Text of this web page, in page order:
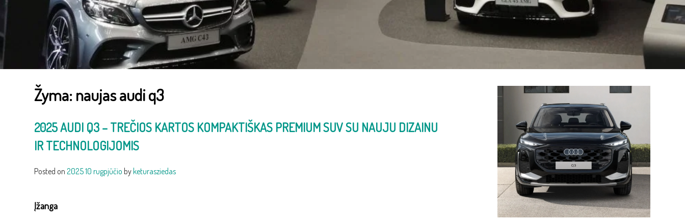
Žyma:naujas audi q3
2025 AUDI Q3 – TREČIOS KARTOS KOMPAKTIŠKAS PREMIUM SUV SU NAUJU DIZAINU
IR TECHNOLOGIJOMIS
Posted on2025 10 rugpjūčio byketurasziedas
Įžanga